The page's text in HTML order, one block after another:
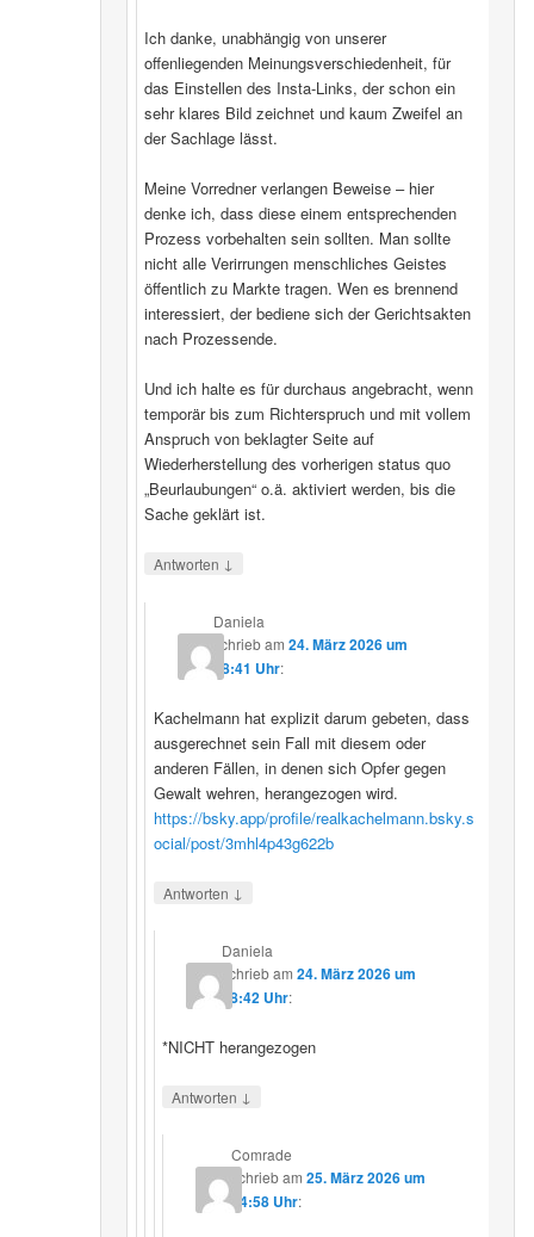
Ich danke, unabhängig von unserer
offenliegenden Meinungsverschiedenheit, für
das Einstellen des Insta-Links, der schon ein
sehr klares Bild zeichnet und kaum Zweifel an
der Sachlage lässt.
Meine Vorredner verlangen Beweise – hier
denke ich, dass diese einem entsprechenden
Prozess vorbehalten sein sollten. Man sollte
nicht alle Verirrungen menschliches Geistes
öffentlich zu Markte tragen. Wen es brennend
interessiert, der bediene sich der Gerichtsakten
nach Prozessende.
Und ich halte es für durchaus angebracht, wenn
temporär bis zum Richterspruch und mit vollem
Anspruch von beklagter Seite auf
Wiederherstellung des vorherigen status quo
„Beurlaubungen“ o.ä. aktiviert werden, bis die
Sache geklärt ist.
Antworten ↓
Daniela
schriebam 24. März 2026 um
08:41 Uhr:
Kachelmann hat explizit darum gebeten, dass
ausgerechnet sein Fall mit diesem oder
anderen Fällen, in denen sich Opfer gegen
Gewalt wehren, herangezogen wird.
https://bsky.app/profile/realkachelmann.bsky.s
ocial/post/3mhl4p43g622b
Antworten ↓
Daniela
schriebam24. März 2026 um
08:42 Uhr:
*NICHT herangezogen
Antworten ↓
Comrade
schriebam 25. März 2026 um
14:58 Uhr: